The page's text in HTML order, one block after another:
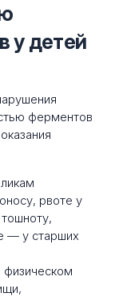
у детей
ферментов
рвоте у
— у старших
физическом